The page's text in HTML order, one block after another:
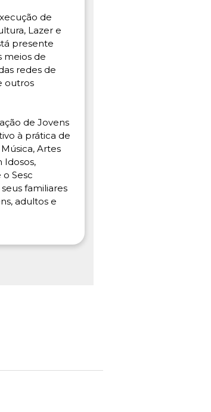
de
Lazer e
presente
meios de
redes de
outros
de Jovens
à prática de
Artes
Idosos,
Sesc
familiares
adultos e